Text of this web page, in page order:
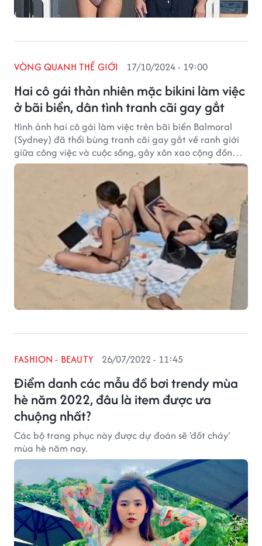
Hai cô gái thản nhiên mặc bikini làm việc
ở bãi biển, dân tình tranh cãi gay gắt
VÒNG QUANH THẾ GIỚI 17/10/2024 - 19:00
Hình ảnh hai cô gái làm việc trên bãi biển Balmoral
(Sydney) đã thổi bùng tranh cãi gay gắt về ranh giới
giữa công việc và cuộc sống, gây xôn xao cộng đồng
mạng.
Điểm danh các mẫu đồ bơi trendy mùa
hè năm 2022, đâu là item được ưa
chuộng nhất?
FASHION - BEAUTY 26/07/2022 - 11:45
Các bộ trang phục này được dự đoán sẽ 'đốt cháy'
mùa hè năm nay.